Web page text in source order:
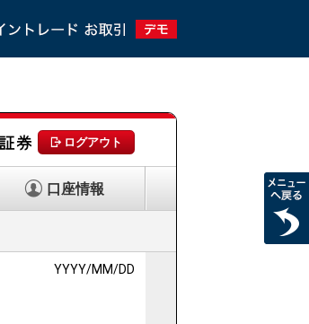
ログアウト
口座情報
YYYY/MM/DD